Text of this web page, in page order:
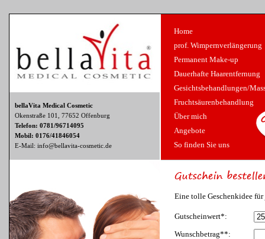
Home
prof. Wimpernverlängerung
Permanent Make-up
Dauerhafte Haarentfernung
Gesichtsbehandlungen/
Fruchtsäurenbehandlung
Über mich
Angebote
So finden Sie uns
bellaVita Medical Cosmetic
Okenstraße 101, 77652 Offenburg
Telefon: 0781/96714095
Mobil: 0176/41846054
E-Mail: info@bellavita-cosmetic.de
Eine tolle Geschenkidee
Gutscheinwert*:
Wunschbetrag**: